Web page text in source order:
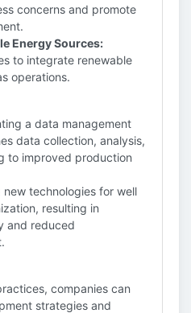
concerns and promote
Energy Sources:
to integrate renewable
operations.
a data management
data collection, analysis,
to improved production
technologies for well
resulting in
and reduced
companies can
strategies and